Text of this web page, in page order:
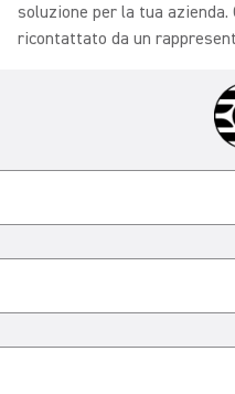
soluzione per la tua
ricontattato da un